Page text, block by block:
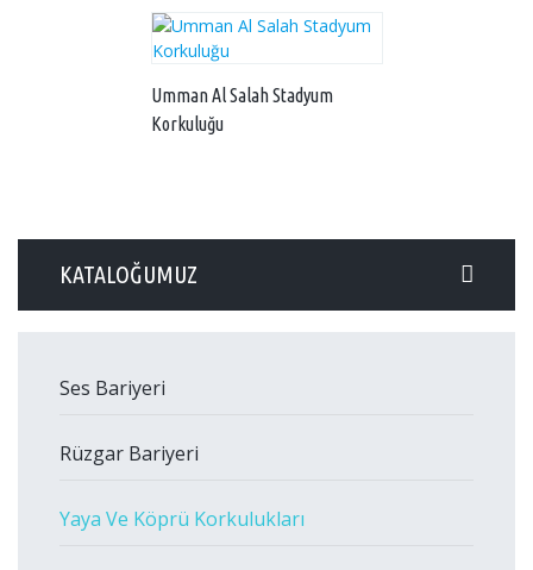
Umman Al Salah Stadyum
Korkuluğu
KATALOĞUMUZ
Ses Bariyeri
Rüzgar Bariyeri
Yaya Ve Köprü Korkulukları